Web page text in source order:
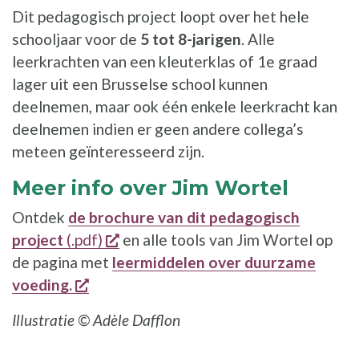
Dit pedagogisch project loopt over het hele
schooljaar voor de 5 tot 8-jarigen . Alle
leerkrachten van een kleuterklas of 1e graad
lager uit een Brusselse school kunnen
deelnemen, maar ook één enkele leerkracht kan
deelnemen indien er geen andere collega’s
meteen geïnteresseerd zijn.
Meer info over Jim Wortel
Ontdek de brochure van dit pedagogisch
project (.pdf) opent een nieuw venster
en alle tools van Jim Wortel op
de pagina met leermiddelen over duurzame
voeding.
opent een nieuw venster
Illustratie © Adèle Dafflon